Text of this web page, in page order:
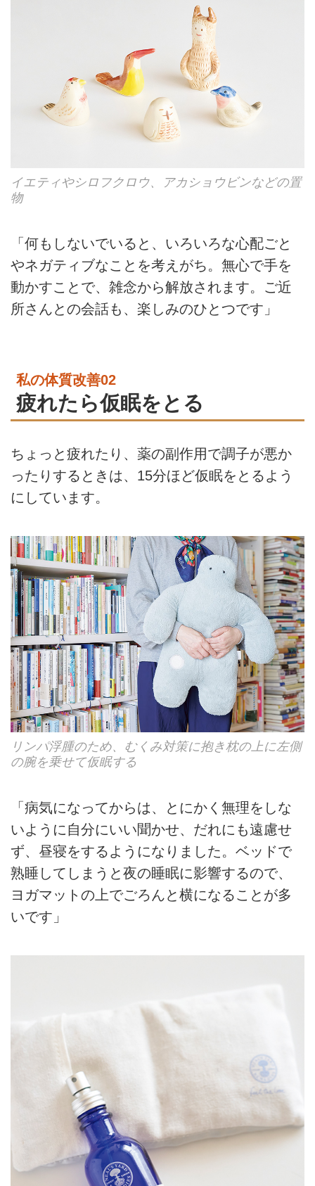
イエティやシロフクロウ、アカショウビンなどの置
物
「何もしないでいると、いろいろな心配ごと
やネガティブなことを考えがち。無心で手を
動かすことで、雑念から解放されます。ご近
所さんとの会話も、楽しみのひとつです」
私の体質改善02
疲れたら仮眠をとる
ちょっと疲れたり、薬の副作用で調子が悪か
ったりするときは、15分ほど仮眠をとるよう
にしています。
リンパ浮腫のため、むくみ対策に抱き枕の上に左側
の腕を乗せて仮眠する
「病気になってからは、とにかく無理をしな
いように自分にいい聞かせ、だれにも遠慮せ
ず、昼寝をするようになりました。ベッドで
熟睡してしまうと夜の睡眠に影響するので、
ヨガマットの上でごろんと横になることが多
いです」